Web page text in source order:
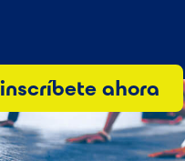
inscríbete ahora